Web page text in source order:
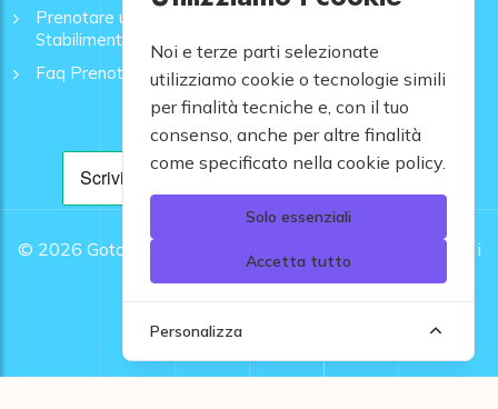
Prenotare una Spiaggia a Rapallo | Ombrelloni e
Stabilimenti - GoToMare
Faq Prenotazione Spiagge
© 2026 Gotomare srl - Partita IVA 12948810960 .
Tutti i
diritti riservati.
Noi e terze parti selezionate
utilizziamo cookie o tecnologie simili
per finalità tecniche e, con il tuo
consenso, anche per altre finalità
come specificato nella cookie policy.
Solo essenziali
Accetta tutto
Personalizza